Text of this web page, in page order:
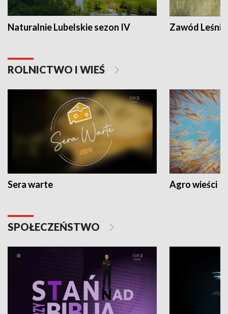
Naturalnie Lubelskie sezon IV Zawód Leśnik
ROLNICTWO I WIEŚ
Sera warte Agro wieści
SPOŁECZEŃSTWO